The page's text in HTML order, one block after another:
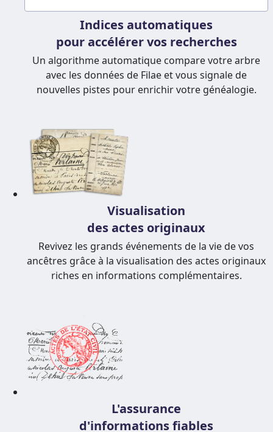
Indices automatiques
pour accélérer vos recherches
Un algorithme automatique compare votre arbre
avec les données de Filae et vous signale de
nouvelles pistes pour enrichir votre généalogie.
Visualisation
des actes originaux
Revivez les grands événements de la vie de vos
ancêtres grâce à la visualisation des actes originaux
riches en informations complémentaires.
L'assurance
d'informations fiables